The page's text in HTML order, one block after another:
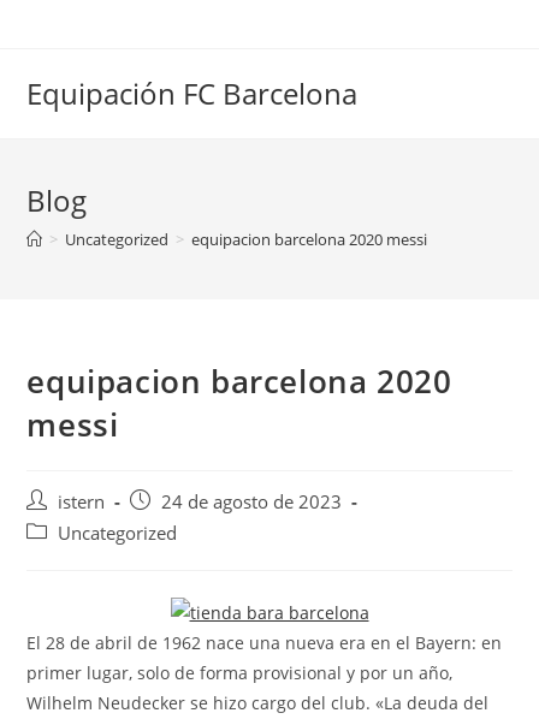
Equipación FC Barcelona
Blog
> Uncategorized > equipacion barcelona 2020 messi
equipacion barcelona 2020
messi
Autor
de
istern
Publicación
de
24 de agosto de 2023
Categoría
Uncategorized
El 28 de abril de 1962 nace una nueva era en el Bayern: en
primer lugar, solo de forma provisional y por un año,
Wilhelm Neudecker se hizo cargo del club. «La deuda del